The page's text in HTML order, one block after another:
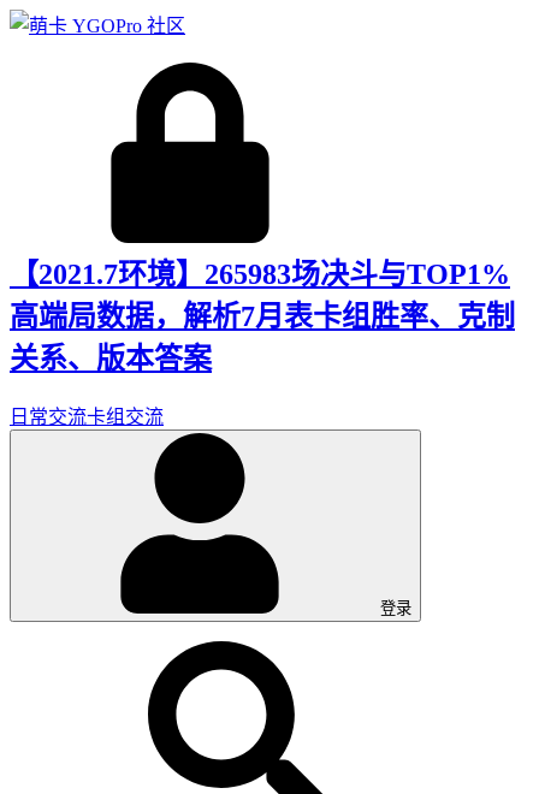
【2021.7环境】265983场决斗与TOP1%
高端局数据，解析7月表卡组胜率、克制
关系、版本答案
日常交流卡组交流
登录